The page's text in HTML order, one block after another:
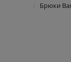
/ Брюки